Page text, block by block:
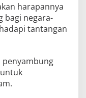
harapannya
bagi negara-
tantangan
penyambung